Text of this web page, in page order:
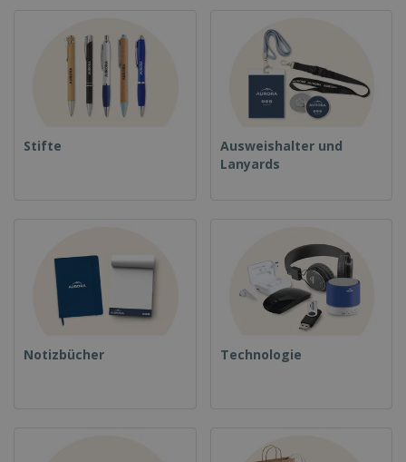
Stifte
Ausweishalter und
Lanyards
Notizbücher Technologie